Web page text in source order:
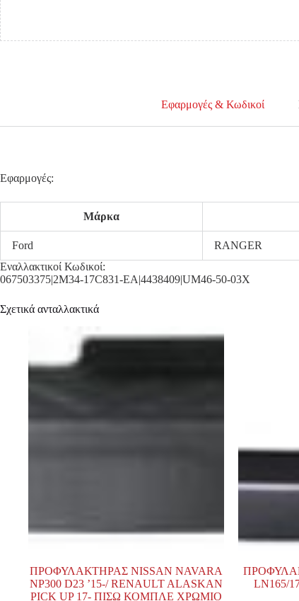
Εφαρμογές & Κωδικοί
Εφαρμογές:
Μάρκα
Ford RANGER
Εναλλακτικοί Κωδικοί:
067503375|2M34-17C831-EA|4438409|UM46-50-03X
Σχετικά ανταλλακτικά
ΠΡΟΦΥΛΑΚΤΗΡΑΣ NISSAN NAVARA
NP300 D23 ’15-/ RENAULT ALASKAN
PICK UP 17- ΠΙΣΩ ΚΟΜΠΛΕ ΧΡΩΜΙΟ
LN165/